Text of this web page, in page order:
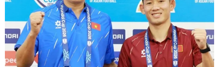
Virus H5N1 lây lan trong quần thể
chim bản địa tại Australia